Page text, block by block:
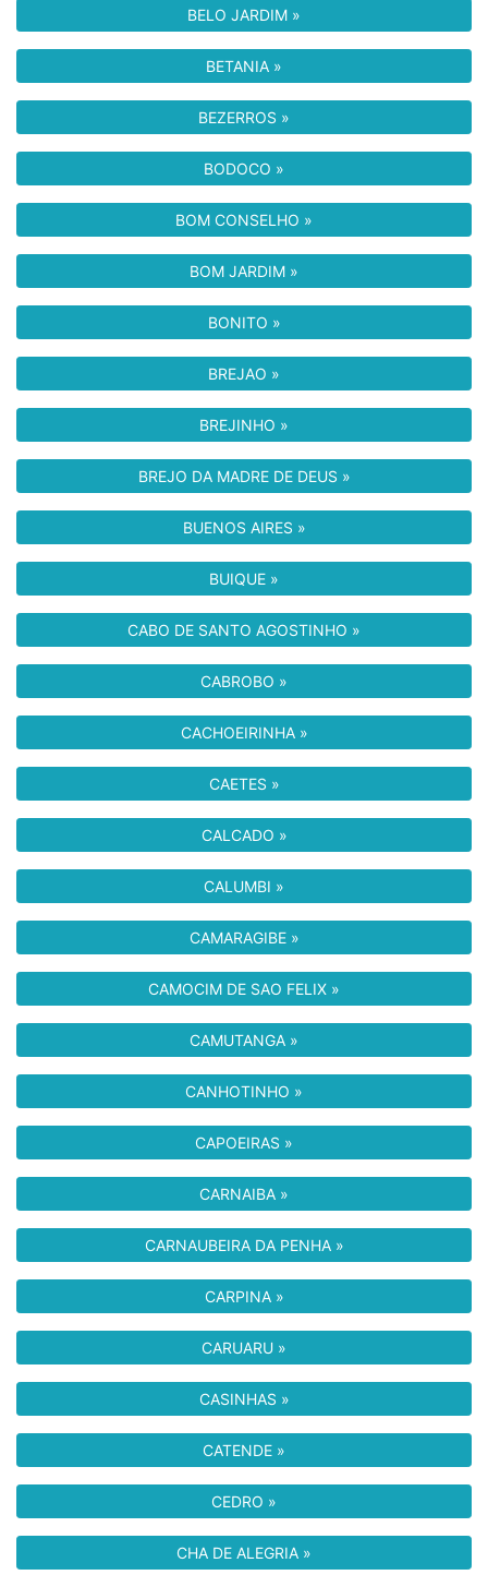
BELO JARDIM »
BETANIA »
BEZERROS »
BODOCO »
BOM CONSELHO »
BOM JARDIM »
BONITO »
BREJAO »
BREJINHO »
BREJO DA MADRE DE DEUS »
BUENOS AIRES »
BUIQUE »
CABO DE SANTO AGOSTINHO »
CABROBO »
CACHOEIRINHA »
CAETES »
CALCADO »
CALUMBI »
CAMARAGIBE »
CAMOCIM DE SAO FELIX »
CAMUTANGA »
CANHOTINHO »
CAPOEIRAS »
CARNAIBA »
CARNAUBEIRA DA PENHA »
CARPINA »
CARUARU »
CASINHAS »
CATENDE »
CEDRO »
CHA DE ALEGRIA »